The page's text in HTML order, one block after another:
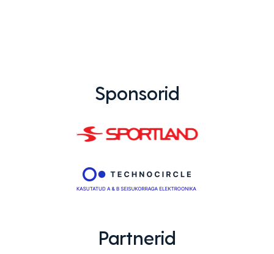
Sponsorid
Partnerid